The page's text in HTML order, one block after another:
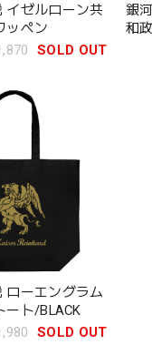
イゼルローン共
ッペン
SOLD OUT
銀
和
ローエングラム
ート/BLACK
SOLD OUT